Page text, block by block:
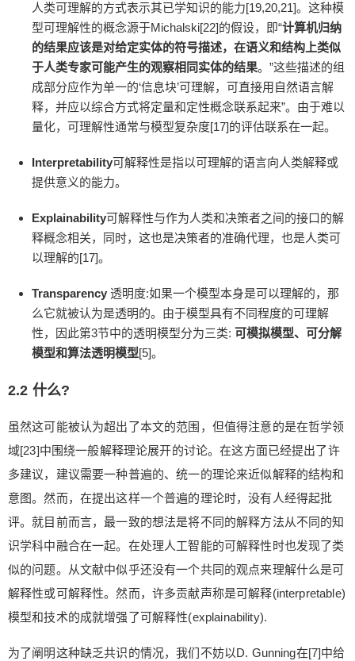
人类可理解的方式表示其已学知识的能力[19,20,21]。这种模
型可理解性的概念源于Michalski[22]的假设，即“计算机归纳
的结果应该是对给定实体的符号描述，在语义和结构上类似
于人类专家可能产生的观察相同实体的结果。”这些描述的组
成部分应作为单一的‘信息块’可理解，可直接用自然语言解
释，并应以综合方式将定量和定性概念联系起来”。由于难以
量化，可理解性通常与模型复杂度[17]的评估联系在一起。
Interpretability可解释性是指以可理解的语言向人类解释或
提供意义的能力。
Explainability可解释性与作为人类和决策者之间的接口的解
释概念相关，同时，这也是决策者的准确代理，也是人类可
以理解的[17]。
Transparency 透明度:如果一个模型本身是可以理解的，那
么它就被认为是透明的。由于模型具有不同程度的可理解
性，因此第3节中的透明模型分为三类: 可模拟模型、可分解
模型和算法透明模型[5]。
2.2 什么?
虽然这可能被认为超出了本文的范围，但值得注意的是在哲学领
域[23]中围绕一般解释理论展开的讨论。在这方面已经提出了许
多建议，建议需要一种普遍的、统一的理论来近似解释的结构和
意图。然而，在提出这样一个普遍的理论时，没有人经得起批
评。就目前而言，最一致的想法是将不同的解释方法从不同的知
识学科中融合在一起。在处理人工智能的可解释性时也发现了类
似的问题。从文献中似乎还没有一个共同的观点来理解什么是可
解释性或可解释性。然而，许多贡献声称是可解释(interpretable)
模型和技术的成就增强了可解释性(explainability).
为了阐明这种缺乏共识的情况，我们不妨以D. Gunning在[7]中给